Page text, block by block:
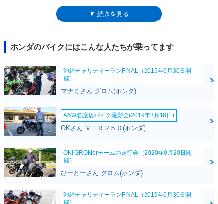
の空冷4スト単気筒OHCで、中低速域での粘り強さ重視だったのも、バイ
アルスTL125以来のこと。5段変速のギア比は、1速と2速は、トレッキン
ままトライアルを楽しむ、そんなことも可能だった。1988年にはマイナ
ーチェンジを受け、シートが少し長くなり、小物入れバッグを装備。バッ
テリーレス電装を採用した。
▼ 続きを見る
ホンダのバイクにはこんな人たちが乗ってます
沖縄チャリティーランFINAL（2019年6月30日開
催）
マナミさん:グロム(ホンダ)
A&W名護店バイク撮影会(2019年3月16日)
OKさん:ＶＴＲ２５０(ホンダ)
OKI GROMerチームの走行会（2020年9月20日開
催）
ひーとーさん:グロム(ホンダ)
沖縄チャリティーランFINAL（2019年6月30日開
催）